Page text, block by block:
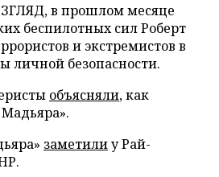
в прошлом месяце
беспилотных сил Роберт
и экстремистов в
личной безопасности.
объясняли, как
заметилиу Рай-